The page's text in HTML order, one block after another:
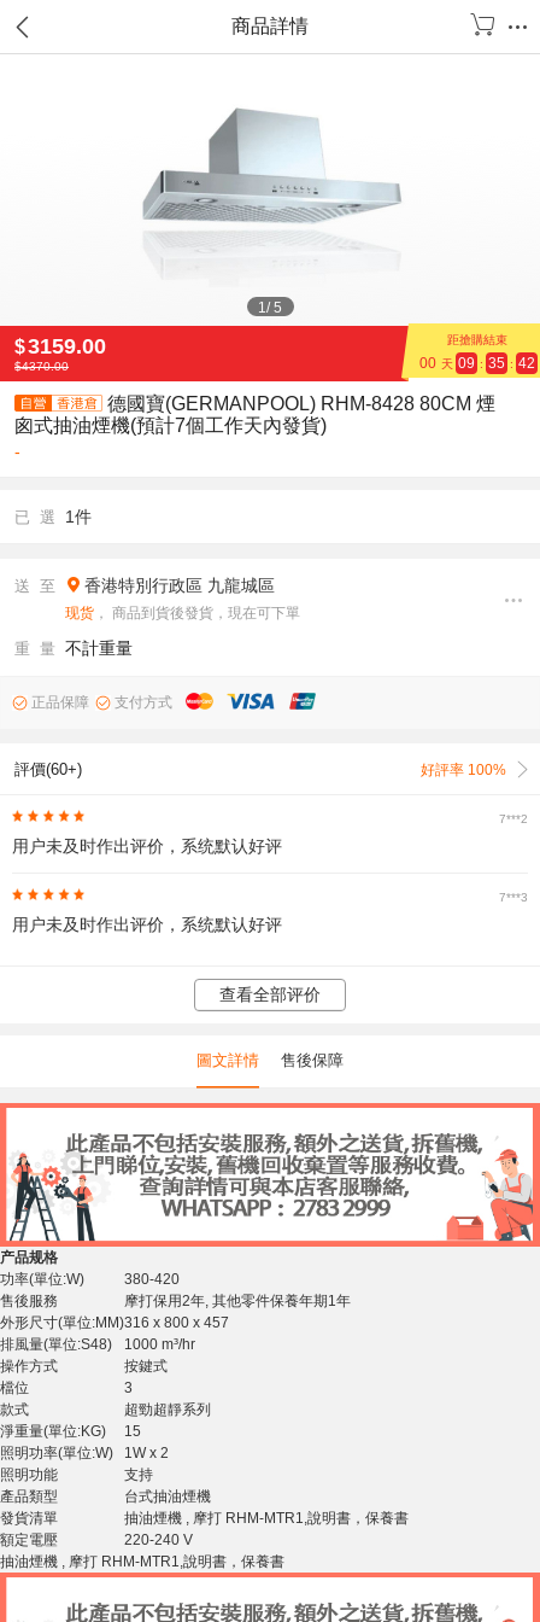
商品詳情
1/5
$3159.00 距搶購結束
00 天 09 : 35 : 42
$4370.00
德國寶(GERMANPOOL) RHM-8428 80CM 煙
囪式抽油煙機(預計7個工作天內發貨)
-
已 選 1件
送 至 香港特別行政區 九龍城區
现货 ， 商品到貨後發貨，現在可下單
重 量 不計重量
正品保障 支付方式
評價(60+) 好評率 100%
7***2
用户未及时作出评价，系统默认好评
7***3
用户未及时作出评价，系统默认好评
查看全部评价
圖文詳情 售後保障
产品规格
功率(單位:W)
380-420
售後服務
摩打保用2年, 其他零件保養年期1年
外形尺寸(單位:MM)316 x 800 x 457
排風量(單位:S48)
1000 m³/hr
操作方式
按鍵式
檔位
3
款式
超勁超靜系列
淨重量(單位:KG)
15
照明功率(單位:W)
1W x 2
照明功能
支持
產品類型
台式抽油煙機
發貨清單
抽油煙機 , 摩打 RHM-MTR1,說明書，保養書
額定電壓
220-240 V
抽油煙機 , 摩打 RHM-MTR1,說明書，保養書